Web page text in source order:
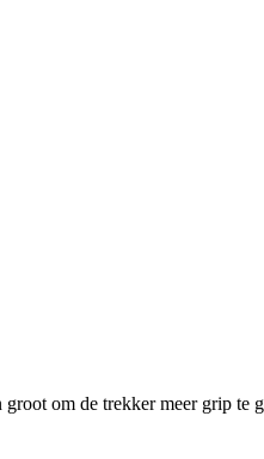
om de trekker meer grip te